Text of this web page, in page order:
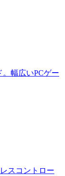
幅広いPCゲー
スコントロー